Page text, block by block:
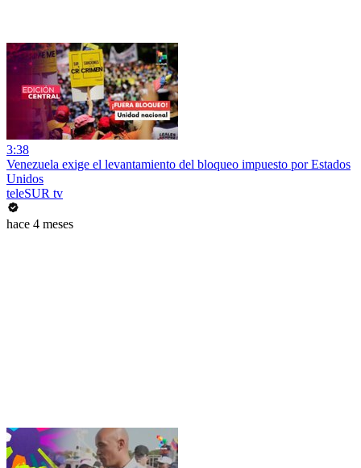
3:38
Venezuela exige el levantamiento del bloqueo impuesto por Estados
Unidos
teleSUR tv
hace 4 meses